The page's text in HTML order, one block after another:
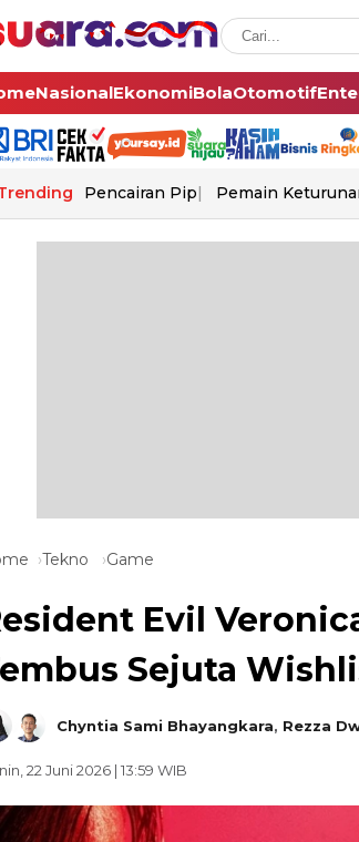
NasionalEkonomiBolaOtomotif
Pencairan Pip Pemain
Tekno Game
Evil
Sejuta
Chyntia Sami Bhayangkara, Rezza
22 Juni 2026 | 13:59 WIB